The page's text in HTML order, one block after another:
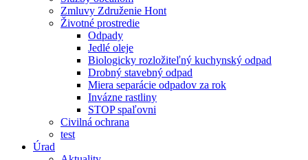
Zmluvy Združenie Hont
Životné prostredie
Odpady
Jedlé oleje
Biologicky rozložiteľný kuchynský odpad
Drobný stavebný odpad
Miera separácie odpadov za rok
Invázne rastliny
STOP spaľovni
Civilná ochrana
test
Úrad